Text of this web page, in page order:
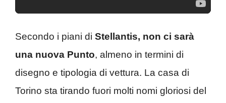
Secondo i piani di Stellantis, non ci sarà
una nuova Punto, almeno in termini di
disegno e tipologia di vettura. La casa di
Torino sta tirando fuori molti nomi gloriosi del